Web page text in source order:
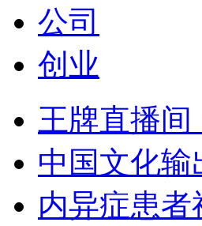
公司
创业
王牌直播间
中国文化输
内异症患